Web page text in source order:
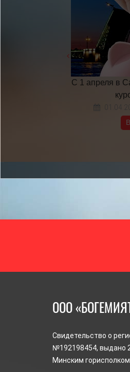
С 1 апреля в
ООО
Свидетельство о
№192198454, выдано
Минским